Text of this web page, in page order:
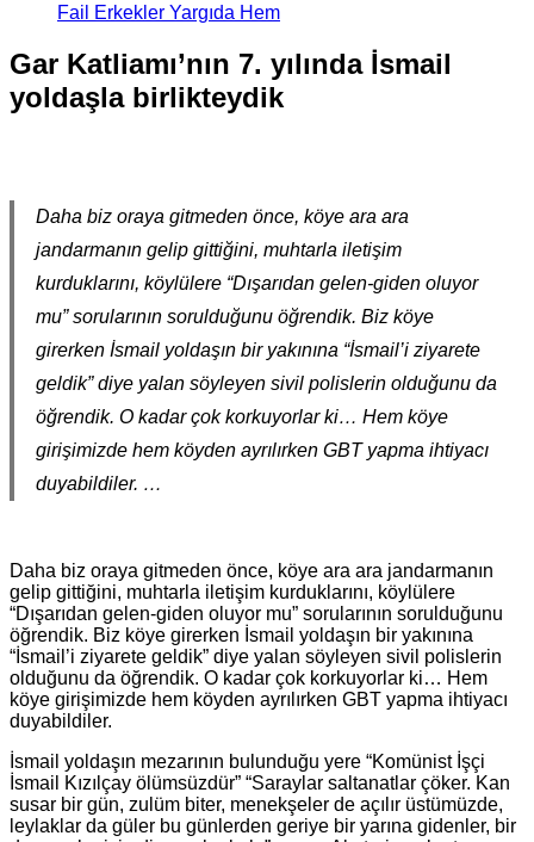
Fail Erkekler Yargıda Hem Suçlu Hem
Gar Katliamı’nın 7. yılında İsmail
yoldaşla birlikteydik
Daha biz oraya gitmeden önce, köye ara ara
jandarmanın gelip gittiğini, muhtarla iletişim
kurduklarını, köylülere “Dışarıdan gelen-giden oluyor
mu” sorularının sorulduğunu öğrendik. Biz köye
girerken İsmail yoldaşın bir yakınına “İsmail’i ziyarete
geldik” diye yalan söyleyen sivil polislerin olduğunu da
öğrendik. O kadar çok korkuyorlar ki… Hem köye
girişimizde hem köyden ayrılırken GBT yapma ihtiyacı
duyabildiler. …
Daha biz oraya gitmeden önce, köye ara ara jandarmanın
gelip gittiğini, muhtarla iletişim kurduklarını, köylülere
“Dışarıdan gelen-giden oluyor mu” sorularının sorulduğunu
öğrendik. Biz köye girerken İsmail yoldaşın bir yakınına
“İsmail’i ziyarete geldik” diye yalan söyleyen sivil polislerin
olduğunu da öğrendik. O kadar çok korkuyorlar ki… Hem
köye girişimizde hem köyden ayrılırken GBT yapma ihtiyacı
duyabildiler.
İsmail yoldaşın mezarının bulunduğu yere “Komünist İşçi
İsmail Kızılçay ölümsüzdür” “Saraylar saltanatlar çöker. Kan
susar bir gün, zulüm biter, menekşeler de açılır üstümüzde,
leylaklar da güler bu günlerden geriye bir yarına gidenler, bir